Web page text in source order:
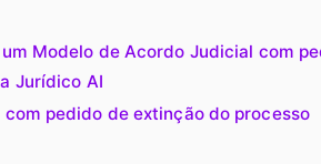
Modelo de Acordo Judicial com
Jurídico AI
pedido de extinção do processo